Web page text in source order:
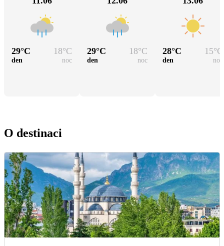
29°C 18°C
den noc
29°C 18°C
den noc
28°C 15°C
den noc
O destinaci